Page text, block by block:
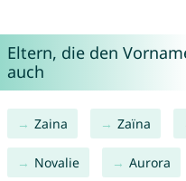
Eltern, die den
auch
Zaina Zaïna
Novalie Aurora